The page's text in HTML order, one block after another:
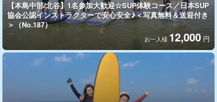
初心者から上級者まで、全ての方をサポートできるように、ショ
ートボードやファンボード、ロングボードなど数多くの種類のレ
ンタルボードをご用意しております。
サーフボードに必要な道具やライフジャケット等はこちらで準備
いたしますので、お気軽にご参加ください！
【本島中部/北谷】1名参加大歓迎☆SUP体験コース／日本SUP
協会公認インストラクターで安心安全♪＜写真無料＆送迎付き
＞（No.187）
お一人様 12,000 円